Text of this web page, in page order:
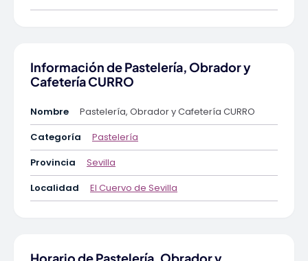
Información de Pastelería, Obrador y
Cafetería CURRO
Nombre
Pastelería, Obrador y Cafetería CURRO
Categoría
Pastelería
Provincia
Sevilla
Localidad
El Cuervo de Sevilla
Horario de Pastelería, Obrador y